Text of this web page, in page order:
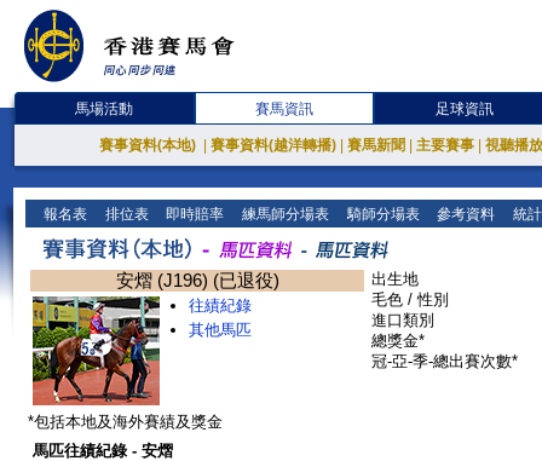
馬場活動 賽馬資訊 足球資訊
賽事資料(本地) 賽事資料(越洋轉播) 賽馬新聞 主要賽事 視聽播
報名表 排位表 即時賠率 練馬師分場表 騎師分場表 參考資料 統
安熠 (J196) (已退役)
往績紀錄
其他馬匹
出生地
毛色 / 性別
進口類別
總獎金*
冠-亞-季-總出賽次數*
*包括本地及海外賽績及獎金
馬匹往績紀錄 - 安熠